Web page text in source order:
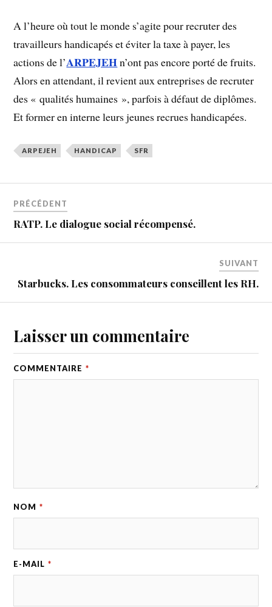
A l’heure où tout le monde s’agite pour recruter des
travailleurs handicapés et éviter la taxe à payer, les
actions de l’ARPEJEHn’ont pas encore porté de fruits.
Alors en attendant, il revient aux entreprises de recruter
des « qualités humaines », parfois à défaut de diplômes.
Et former en interne leurs jeunes recrues handicapées.
ARPEJEH HANDICAP SFR
PRÉCÉDENT
RATP. Le dialogue social récompensé.
SUIVANT
Starbucks. Les consommateurs conseillent les RH.
Laisser un commentaire
COMMENTAIRE *
NOM *
E-MAIL *